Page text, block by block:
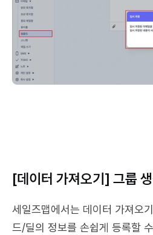
[데이터 가져오기] 그룹
세일즈맵에서는 데이터 가져오
드/딜의 정보를 손쉽게 등록할